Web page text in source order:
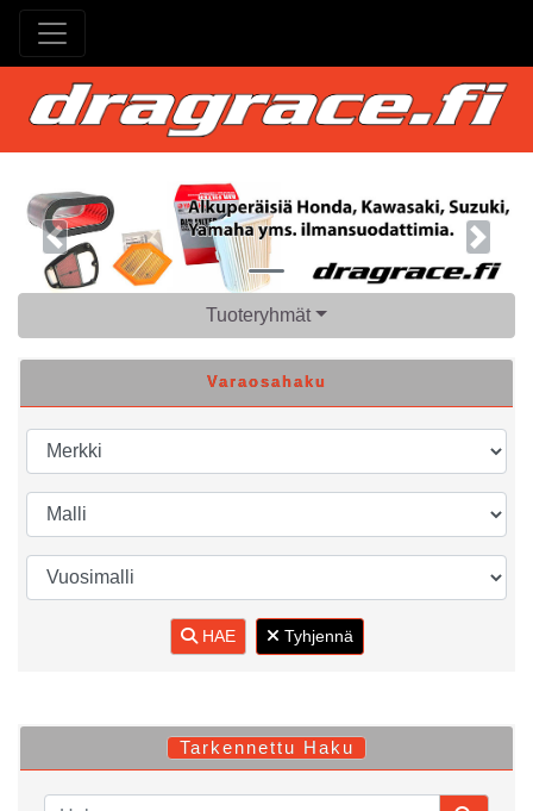
Previous Next
Tuoteryhmät
Varaosahaku
HAE Tyhjennä
Tarkennettu Haku